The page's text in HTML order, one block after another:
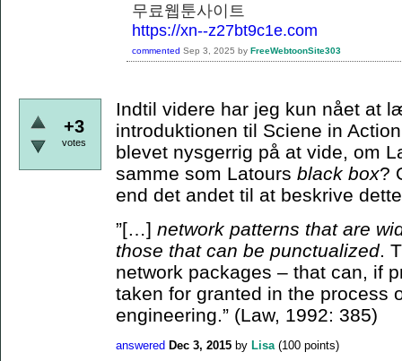
무료웹툰사이트
https://xn--z27bt9c1e.com
commented Sep 3, 2025 by FreeWebtoonSite303
+3
votes
Indtil videre har jeg kun nået at
introduktionen til Sciene in
blevet nysgerrig på at vide, om
samme som Latours black box?
end det andet til at beskrive
”[…] network patterns that are
those that can be punctualized.
network packages – that can, if
taken for granted in the process
engineering.” (Law, 1992: 385)
answered Dec 3, 2015 by Lisa (100 points)